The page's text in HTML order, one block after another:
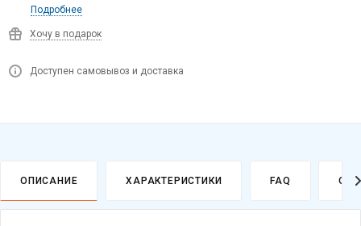
Подробнее
Хочу в подарок
Доступен самовывоз и доставка
ОПИСАНИЕ ХАРАКТЕРИСТИКИ FAQ